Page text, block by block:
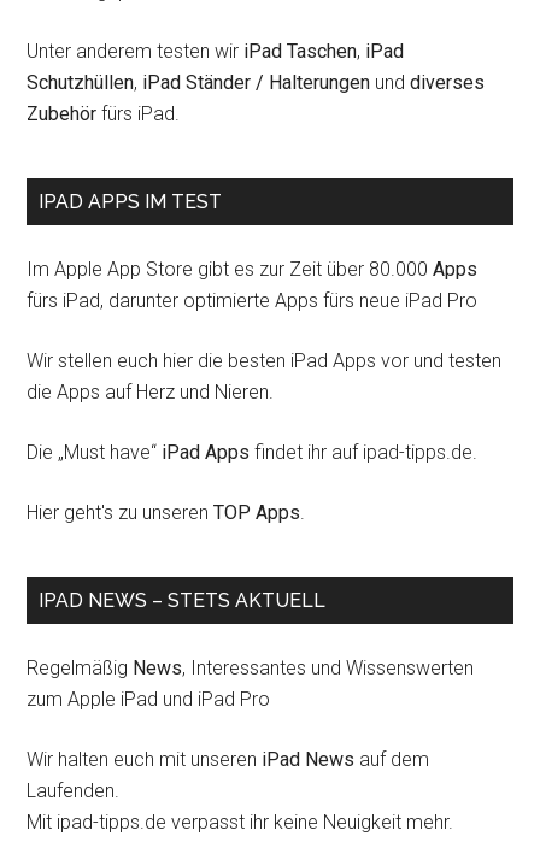
Unter anderem testen wir iPad Taschen, iPad
Schutzhüllen, iPad Ständer / Halterungen unddiverses
Zubehör fürs iPad.
IPAD APPS IM TEST
Im Apple App Store gibt es zur Zeit über 80.000Apps
fürs iPad, darunter optimierte Apps fürs neue iPad Pro
Wir stellen euch hier die besten iPad Apps vor und testen
die Apps auf Herz und Nieren.
Die „Must have“ iPad Apps findet ihr auf ipad-tipps.de.
Hier geht's zu unserenTOP Apps.
IPAD NEWS – STETS AKTUELL
Regelmäßig News, Interessantes und Wissenswerten
zum Apple iPad und iPad Pro
Wir halten euch mit unseren iPad News auf dem
Laufenden.
Mit ipad-tipps.de verpasst ihr keine Neuigkeit mehr.